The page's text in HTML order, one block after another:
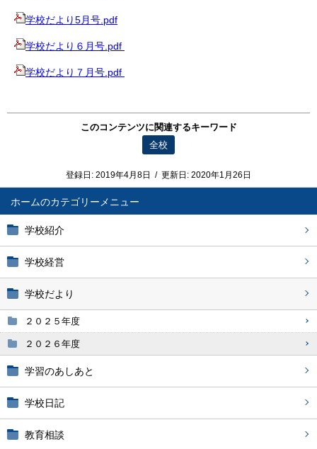
ホーム
学校紹介
学校経営
学校だより
２０２５年度
２０２６年度
学習のあしあと
学校日記
教育相談
学校だより5月号.pdf
学校だより６月号.pdf
学校だより７月号.pdf
このコンテンツに関連するキーワード
全校
登録日: 2019年4月8日 / 更新日: 2020年1月26日